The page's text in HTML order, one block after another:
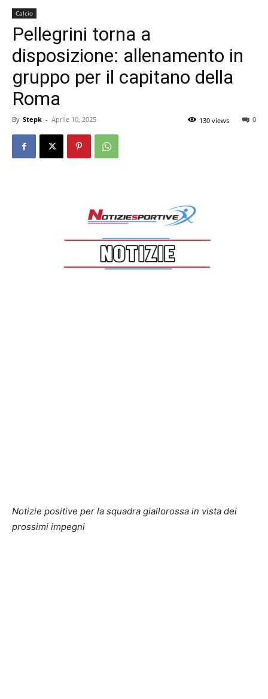
Calcio
Pellegrini torna a
disposizione: allenamento in
gruppo per il capitano della
Roma
By Stepk - Aprile 10, 2025 0
130 views
Notizie positive per la squadra giallorossa in vista dei
prossimi impegni